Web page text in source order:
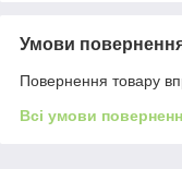
Умови
Повернення товару
Всі умови